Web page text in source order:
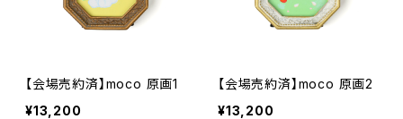
【会場売約済】moco 原画1
¥13,200
【会場売約済】moco 原画2
¥13,200